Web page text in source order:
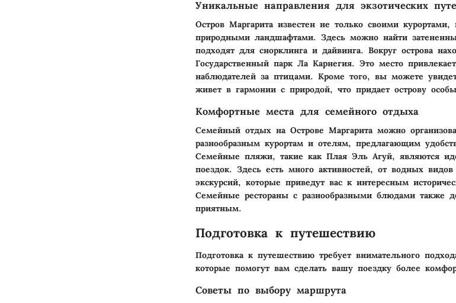
Уникальные направления для экзотических
Остров Маргарита известен не только своими
природными ландшафтами. Здесь можно найти
подходят для снорклинга и дайвинга. Вокруг острова
Государственный парк Ла Карнегия. Это место
наблюдателей за птицами. Кроме того, вы можете
живет в гармонии с природой, что придает острову
Комфортные места для семейного отдыха
Семейный отдых на Острове Маргарита можно
разнообразным курортам и отелям, предлагающим
Семейные пляжи, такие как Плая Эль Агуй, являются
поездок. Здесь есть много активностей, от водных
экскурсий, которые приведут вас к интересным
Семейные рестораны с разнообразными блюдами также
приятным.
Подготовка к путешествию
Подготовка к путешествию требует внимательного
которые помогут вам сделать вашу поездку более
Советы по выбору маршрута